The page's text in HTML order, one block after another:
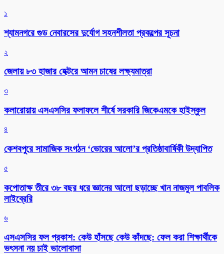
১
শ্যামনগরে গুড নেবারসের দুর্যোগ সহনশীলতা প্রকল্পের সূচনা
২
জেলায় ৮৩ হাজার হেক্টরে আমন চাষের লক্ষ্যমাত্রা
৩
কলারোয়ায় এসএসসির ফলাফলে শীর্ষে সরকারি জিকেএমকে হাইস্কুল
৪
কেশবপুরে সামাজিক সংগঠন ‘ভোরের আলো’র প্রতিষ্ঠাবার্ষিকী উদ্যাপিত
৫
কপোতাক্ষ তীরে ৩৮ বছর ধরে জ্ঞানের আলো ছড়াচ্ছে খান নাজমুল পাবলিক
লাইব্রেরি
৬
এসএসসির ফল প্রকাশ: কেউ হাঁসছে কেউ কাঁদছে: ফেল করা শিক্ষার্থীকে
ভৎসনা নয় চাই ভালোবাসা